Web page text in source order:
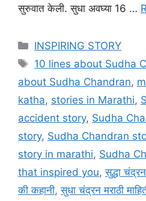
सुरुवात केली. सुधा अवघ्या 16 …
Categories
INSPIRING STORY
Tags
10 lines about Sudha
about Sudha Chandran,
katha, stories in Marathi,
accident story, Sudha
story, Sudha Chandran
story in marathi, Sudha
that inspired you,सुद्धा चंद्रन
की कहानी,सुधा चंद्रन मराठी